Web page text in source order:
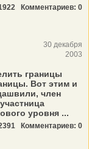
Комментариев: 0
30 декабря
2003
границы
Вот этим и
член
уровня ...
Комментариев: 0